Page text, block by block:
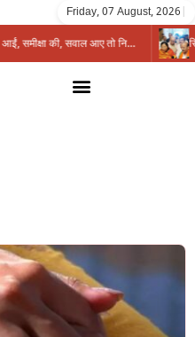
Friday, 07 August, 2026
मंत्री आईं, समीक्षा की, सवाल आए तो निकल गईं – खाली जयंत चौंकीं पर नहीं दिया जवाब